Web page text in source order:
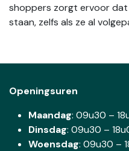
shoppers zorgt ervoor
staan, zelfs als ze al
Openingsuren
Maandag: 09u30 –
Dinsdag: 09u30 –
Woensdag: 09u30 –